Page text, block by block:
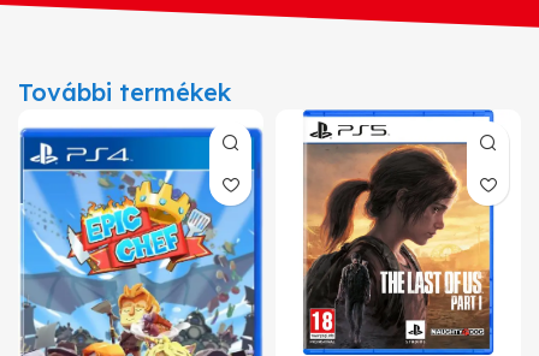
További termékek